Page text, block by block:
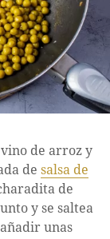
de arroz y
de salsa de
de
y se saltea
unas